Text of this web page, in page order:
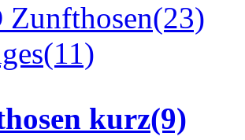
(23)
(11)
kurz(9)